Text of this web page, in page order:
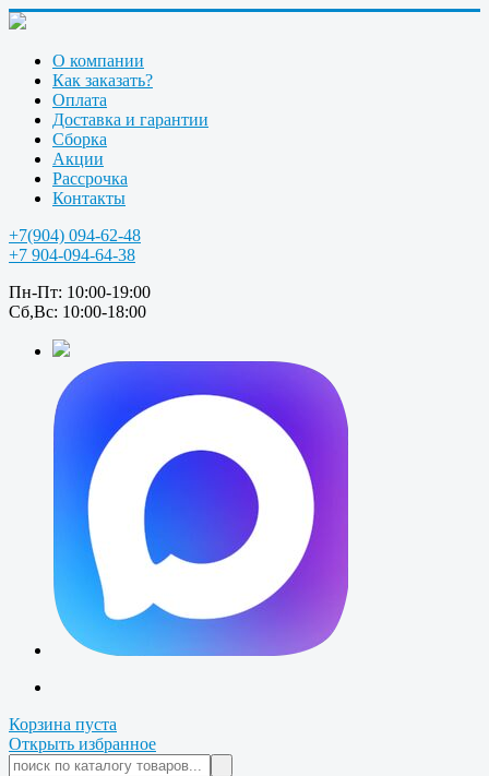
О компании
Как заказать?
Оплата
Доставка и гарантии
Сборка
Акции
Рассрочка
Контакты
+7(904) 094-62-48
+7 904-094-64-38
Пн-Пт: 10:00-19:00
Сб,Вс: 10:00-18:00
Корзина пуста
Открыть избранное